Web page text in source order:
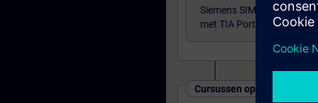
Siemens SIMATIC S7
met TIA Portal
Cursussen op gevorderd